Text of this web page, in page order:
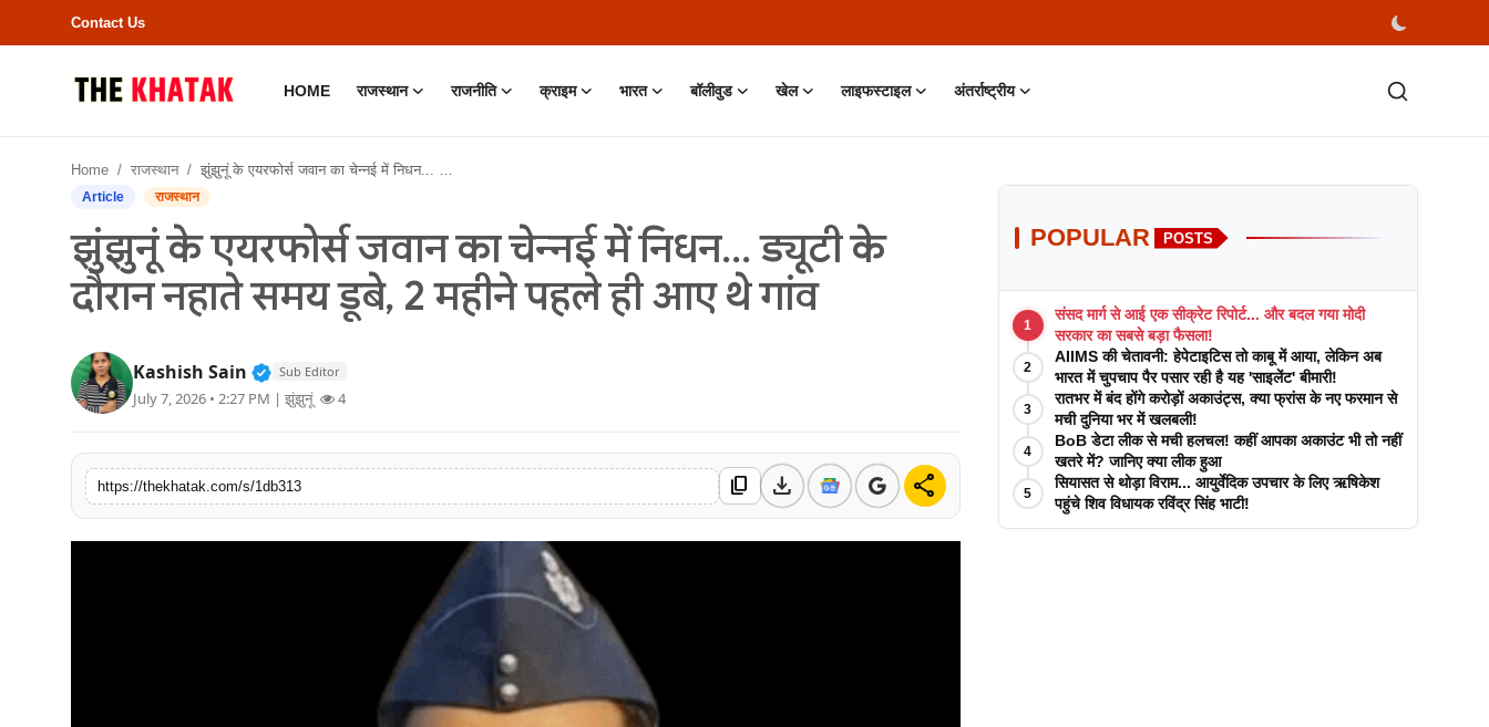
Contact Us
HOME राजस्थान राजनीति क्राइम भारत बॉलीवुड खेल लाइफस्टाइल अंतर्राष्ट्रीय
Contact Us
राजस्थान
राजनीति
Home राजस्थान झुंझुनूं के एयरफोर्स जवान का चेन्नई में निधन... ड्यूटी के दौरान नहाते समय डूबे, 2 महीने पहले ही आए थे गांव
Article राजस्थान
झुंझुनूं के एयरफोर्स जवान का चेन्नई में निधन... ड्यूटी के
दौरान नहाते समय डूबे, 2 महीने पहले ही आए थे गांव
Kashish Sain Verified Public Figure • 11 Jun, 2026
Sub Editor
July 7, 2026 • 2:27 PM | झुंझुनूं 4
https://thekhatak.com/s/1db313 content_copy download share
POPULAR POSTS
1
संसद मार्ग से आई एक सीक्रेट रिपोर्ट... और बदल गया मोदी
सरकार का सबसे बड़ा फैसला!
2
AIIMS की चेतावनी: हेपेटाइटिस तो काबू में आया, लेकिन अब
भारत में चुपचाप पैर पसार रही है यह 'साइलेंट' बीमारी!
3
रातभर में बंद होंगे करोड़ों अकाउंट्स, क्या फ्रांस के नए फरमान से
मची दुनिया भर में खलबली!
4
BoB डेटा लीक से मची हलचल! कहीं आपका अकाउंट भी तो नहीं
खतरे में? जानिए क्या लीक हुआ
5
सियासत से थोड़ा विराम... आयुर्वेदिक उपचार के लिए ऋषिकेश
पहुंचे शिव विधायक रविंद्र सिंह भाटी!